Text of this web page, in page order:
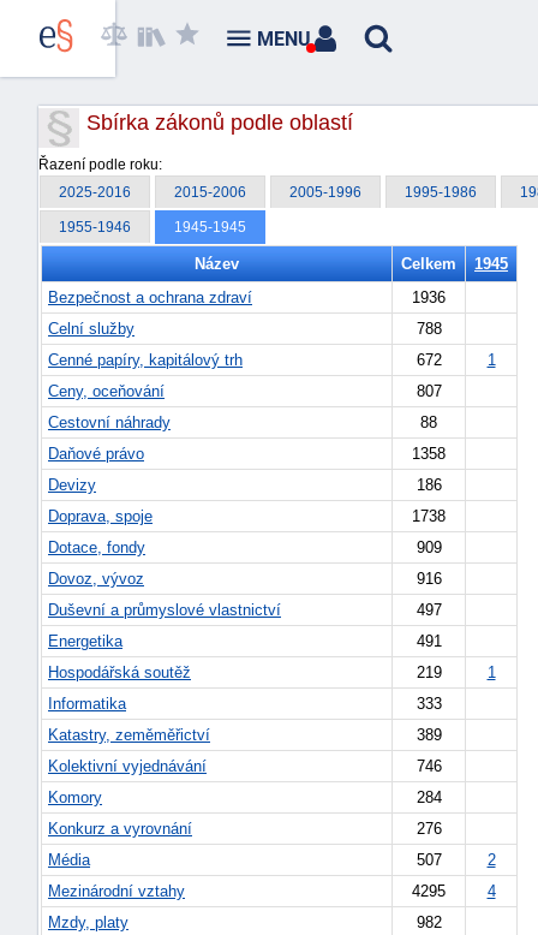
Sbírka zákonů podle oblastí
Řazení podle roku:
2025-2016 2015-2006 2005-1996 1995-1986
1955-1946 1945-1945
Název Celkem
1945
Bezpečnost a ochrana zdraví
1936
Celní služby
788
Cenné papíry, kapitálový trh
672
1
Ceny, oceňování
807
Cestovní náhrady
88
Daňové právo
1358
Devizy
186
Doprava, spoje
1738
Dotace, fondy
909
Dovoz, vývoz
916
Duševní a průmyslové vlastnictví
497
Energetika
491
Hospodářská soutěž
219
1
Informatika
333
Katastry, zeměměřictví
389
Kolektivní vyjednávání
746
Komory
284
Konkurz a vyrovnání
276
Média
507
2
Mezinárodní vztahy
4295
4
Mzdy, platy
982
MENU
náhrady
škody